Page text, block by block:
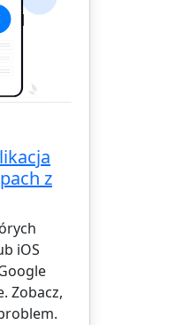
z
iOS
Zobacz,